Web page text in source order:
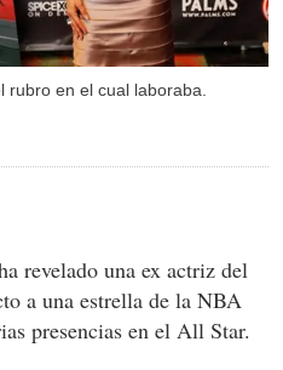
rubro en el cual laboraba.
revelado una ex actriz del
a una estrella de la NBA
presencias en el All Star.